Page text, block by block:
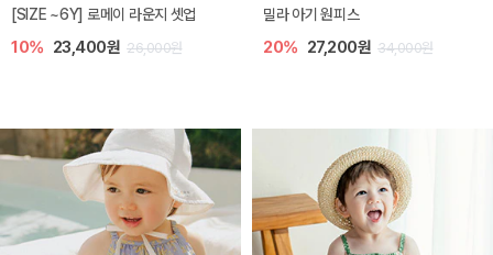
엘리오 아기 블라우스
20% 21,600원 27,000원
엘로디 니트 아기 뷔스티에
20% 21,600원 27,000원